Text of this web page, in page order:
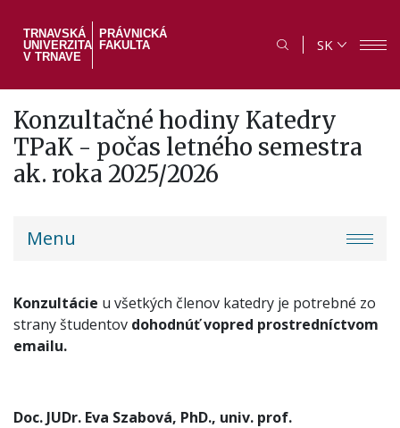
hlavný
TRNAVSKÁ
UNIVERZITA
V TRNAVE
PRÁVNICKÁ
FAKULTA
SK
Konzultačné hodiny Katedry
TPaK - počas letného semestra
ak. roka 2025/2026
PF
Menu
Konzultácie u všetkých členov katedry je potrebné zo
strany študentov dohodnúť vopred prostredníctvom
emailu.
Doc. JUDr. Eva Szabová, PhD., univ. prof.